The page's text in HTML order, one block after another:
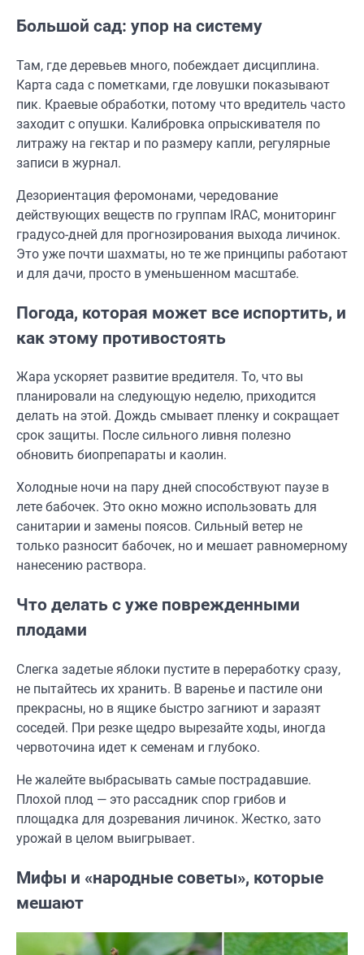
Большой сад: упор на систему
Там, где деревьев много, побеждает дисциплина.
Карта сада с пометками, где ловушки показывают
пик. Краевые обработки, потому что вредитель часто
заходит с опушки. Калибровка опрыскивателя по
литражу на гектар и по размеру капли, регулярные
записи в журнал.
Дезориентация феромонами, чередование
действующих веществ по группам IRAC, мониторинг
градусо-дней для прогнозирования выхода личинок.
Это уже почти шахматы, но те же принципы работают
и для дачи, просто в уменьшенном масштабе.
Погода, которая может все испортить, и
как этому противостоять
Жара ускоряет развитие вредителя. То, что вы
планировали на следующую неделю, приходится
делать на этой. Дождь смывает пленку и сокращает
срок защиты. После сильного ливня полезно
обновить биопрепараты и каолин.
Холодные ночи на пару дней способствуют паузе в
лете бабочек. Это окно можно использовать для
санитарии и замены поясов. Сильный ветер не
только разносит бабочек, но и мешает равномерному
нанесению раствора.
Что делать с уже поврежденными
плодами
Слегка задетые яблоки пустите в переработку сразу,
не пытайтесь их хранить. В варенье и пастиле они
прекрасны, но в ящике быстро загниют и заразят
соседей. При резке щедро вырезайте ходы, иногда
червоточина идет к семенам и глубоко.
Не жалейте выбрасывать самые пострадавшие.
Плохой плод — это рассадник спор грибов и
площадка для дозревания личинок. Жестко, зато
урожай в целом выигрывает.
Мифы и «народные советы», которые
мешают